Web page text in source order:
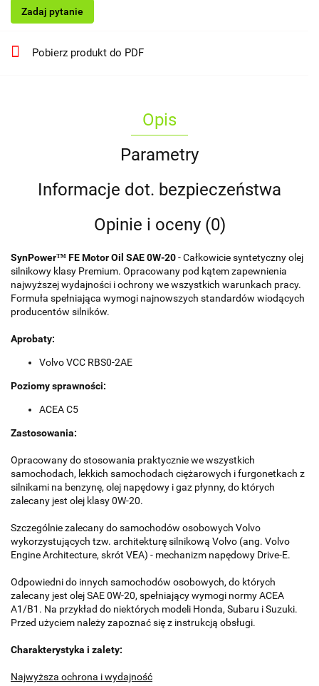
Zadaj pytanie
Pobierz produkt do PDF
Opis
Parametry
Informacje dot. bezpieczeństwa
Opinie i oceny (0)
SynPower™ FE Motor Oil SAE 0W-20- Całkowicie syntetyczny olej
silnikowy klasy Premium. Opracowany pod kątem zapewnienia
najwyższej wydajności i ochrony we wszystkich warunkach pracy.
Formuła spełniająca wymogi najnowszych standardów wiodących
producentów silników.
Aprobaty:
Volvo VCC RBS0-2AE
Poziomy sprawności:
ACEA C5
Zastosowania:
Opracowany do stosowania praktycznie we wszystkich
samochodach, lekkich samochodach ciężarowych i furgonetkach z
silnikami na benzynę, olej napędowy i gaz płynny, do których
zalecany jest olej klasy 0W-20.
Szczególnie zalecany do samochodów osobowych Volvo
wykorzystujących tzw. architekturę silnikową Volvo (ang. Volvo
Engine Architecture, skrót VEA) - mechanizm napędowy Drive-E.
Odpowiedni do innych samochodów osobowych, do których
zalecany jest olej SAE 0W-20, spełniający wymogi normy ACEA
A1/B1. Na przykład do niektórych modeli Honda, Subaru i Suzuki.
Przed użyciem należy zapoznać się z instrukcją obsługi.
Charakterystyka i zalety:
Najwyższa ochrona i wydajność